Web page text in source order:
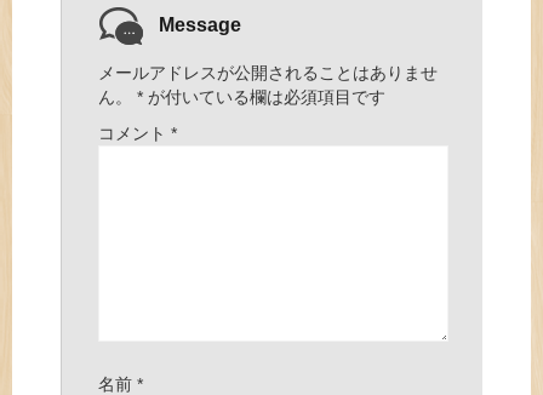
Message
メールアドレスが公開されることはありませ
ん。
* が付いている欄は必須項目です
コメント *
名前 *